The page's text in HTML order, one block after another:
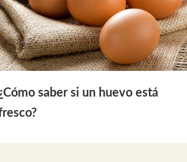
saber si un huevo está